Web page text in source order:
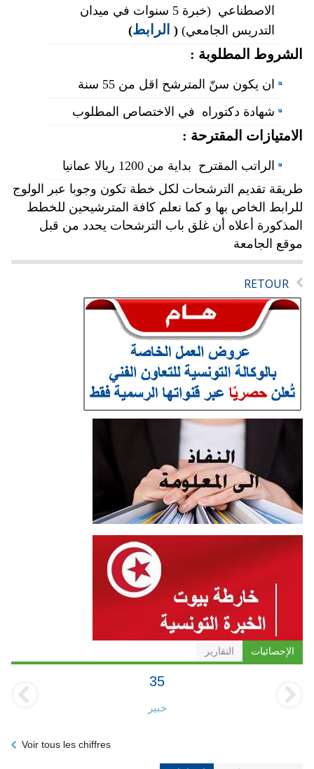
الاصطناعي (خبرة 5 سنوات في ميدان
التدريس الجامعي) ( الرابط)
الشروط المطلوبة :
ان يكون سنّ المترشح اقل من 55 سنة
شهادة دكتوراه في الاختصاص المطلوب
الامتيازات المقترحة :
الراتب المقترح بداية من 1200 ريالا عمانيا
طريقة تقديم الترشحات لكل خطة تكون وجوبا عبر الولوج
للرابط الخاص بها و كما نعلم كافة المترشيحين للخطط
المذكورة أعلاه أن غلق باب الترشحات يحدد من قبل
موقع الجامعة
RETOUR
الإحصائيات التقارير
35
خبير
Voir tous les chiffres